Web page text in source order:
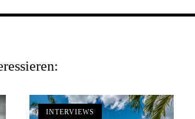
INTERVIEWS